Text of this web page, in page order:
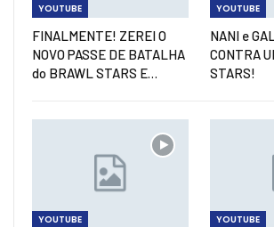
YOUTUBE
FINALMENTE! ZEREI O
NOVO PASSE DE BATALHA
do BRAWL STARS E…
YOUTUBE
NANI e
CONTRA
STARS!
YOUTUBE YOUTUBE